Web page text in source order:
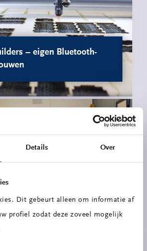
Details Over
Dit gebeurt alleen om informatie af
profiel zodat deze zoveel mogelijk
– eigen Bluetooth-
hergebruik